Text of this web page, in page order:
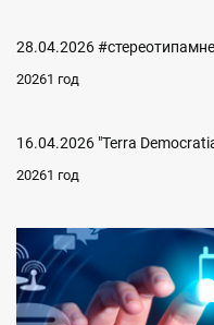
28.04.2026
20261 год
16.04.2026 "Terra
20261 год